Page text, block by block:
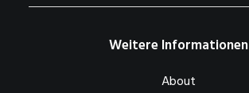
Weitere Informationen
About